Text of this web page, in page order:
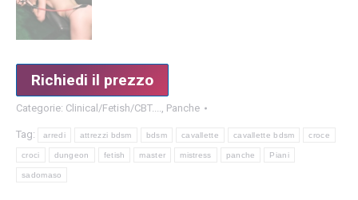
Richiedi il prezzo
Categorie: Clinical/Fetish/CBT...., Panche
Tag: arredi attrezzi bdsm bdsm cavallette cavallette bdsm croce
croci dungeon fetish master mistress panche Piani
sadomaso